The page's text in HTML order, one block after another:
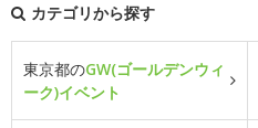
カテゴリから探す
東京都のGW(ゴールデンウィ
ーク)イベント